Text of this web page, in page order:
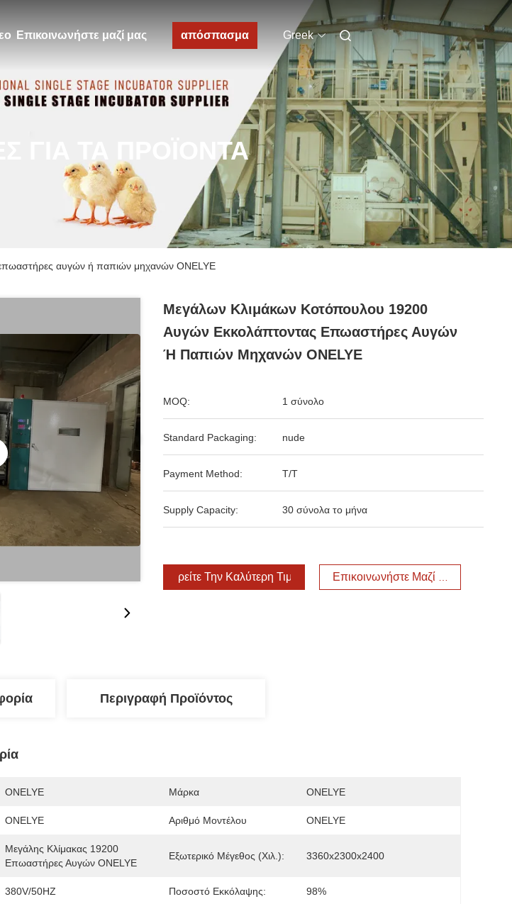
Επικοινωνήστε μαζί μας απόσπασμα Greek
ΓΙΑ ΤΑ ΠΡΟΪΌΝΤΑ
αυγών ή παπιών μηχανών ONELYE
Μεγάλων Κλιμάκων Κοτόπουλου 19200
Αυγών Εκκολάπτοντας Επωαστήρες Αυγών
Ή Παπιών Μηχανών ONELYE
MOQ: 1 σύνολο
Standard Packaging: nude
Payment Method: T/T
Supply Capacity: 30 σύνολα το μήνα
Βρείτε Την Καλύτερη Τιμή Επικοινωνήστε Μαζί Μας
Περιγραφή Προϊόντος
ONELYE Μάρκα ONELYE
ONELYE Αριθμό Μοντέλου ONELYE
Μεγάλης Κλίμακας 19200
Επωαστήρες Αυγών ONELYE
Εξωτερικό Μέγεθος (χιλ.): 3360x2300x2400
380V/50HZ Ποσοστό Εκκόλαψης: 98%